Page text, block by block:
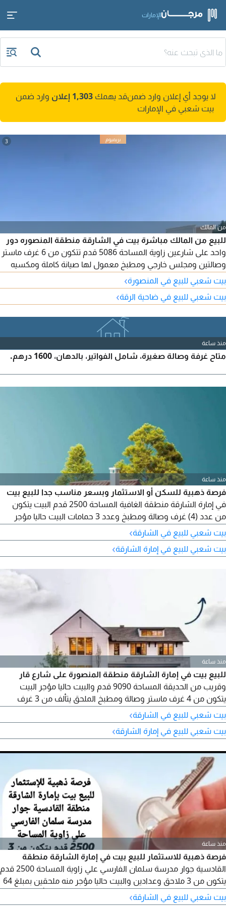
الإمارات
لا يوجد أي إعلان وارد ضمنقد يهمك 1,303 إعلان
وارد ضمن
بيت شعبي في الإمارات
3
من المالك
للبيع من المالك مباشرة بيت في الشارقة منطقة المنصوره دور
واحد على شارعين زاوية المساحة 5086 قدم تتكون من 6 غرف ماستر
وصالتين ومجلس خارجي ومطبخ معمول لها صيانة كاملة ومكسيه
في الحجر الطبيعي موقع مميز قريب جدا للشارع العام والمسجد
مطلوب مليون و700 ألف قابل للتفاوض
بيت شعبي للبيع في المنصورة›
بيت شعبي للبيع في ضاحية الرقة›
منذ ساعة
متاح غرفة وصالة صغيرة، شامل الفواتير، بالدهان، 1600 درهم.
منذ ساعة
فرصة ذهبية للسكن أو الاستثمار وبسعر مناسب جدا للبيع بيت
في إمارة الشارقة منطقة الغافية المساحة 2500 قدم البيت يتكون
من عدد (4) غرف وصالة ومطبخ وعدد 3 حمامات البيت حاليا مؤجر
مطلوب 500 ألف درهم قابل للتفاوض التمليك للمواطنين والخليجيين
بيت شعبي للبيع في الشارقة›
بيت شعبي للبيع في إمارة الشارقة›
منذ ساعة
للبيع بيت في إمارة الشارقة منطقة المنصورة على شارع قار
وقريب من الحديقة المساحة 9090 قدم والبيت حاليا مؤجر البيت
يتكون من 4 غرف ماستر وصالة ومطبخ الملحق يتألف من 3 غرف
قابل للتفاوض التمليك للمواطنين والخليجيين
بيت شعبي للبيع في الشارقة›
بيت شعبي للبيع في إمارة الشارقة›
منذ ساعة
فرصة ذهبية للاستثمار للبيع بيت في إمارة الشارقة منطقة
القادسية جوار مدرسة سلمان الفارسي علي زاوية المساحة 2500 قدم
يتكون من 3 ملاحق وعدادين والبيت حاليا مؤجر منه ملحقين بمبلغ 64
ألف درهم والملحق الثالث غير مؤجر الدخل المتوقع بعد تأجير الملحق
بيت شعبي للبيع في الشارقة›